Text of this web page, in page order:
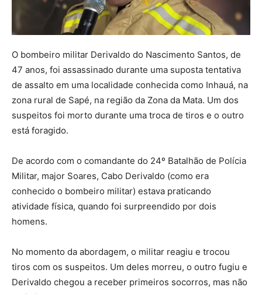
O bombeiro militar Derivaldo do Nascimento Santos, de
47 anos, foi assassinado durante uma suposta tentativa
de assalto em uma localidade conhecida como Inhauá, na
zona rural de Sapé, na região da Zona da Mata. Um dos
suspeitos foi morto durante uma troca de tiros e o outro
está foragido.
De acordo com o comandante do 24º Batalhão de Polícia
Militar, major Soares, Cabo Derivaldo (como era
conhecido o bombeiro militar) estava praticando
atividade física, quando foi surpreendido por dois
homens.
No momento da abordagem, o militar reagiu e trocou
tiros com os suspeitos. Um deles morreu, o outro fugiu e
Derivaldo chegou a receber primeiros socorros, mas não